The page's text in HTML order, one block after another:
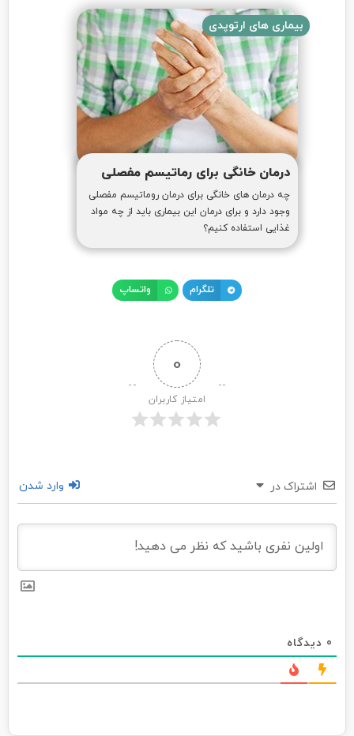
بیماری های ارتوپدی
درمان خانگی برای رماتیسم مفصلی
چه درمان های خانگی برای درمان روماتیسم مفصلی
وجود دارد و برای درمان این بیماری باید از چه مواد
غذایی استفاده کنیم؟
تلگرام واتساپ
0
امتیاز کاربران
اشتراک در وارد شدن
0 دیدگاه